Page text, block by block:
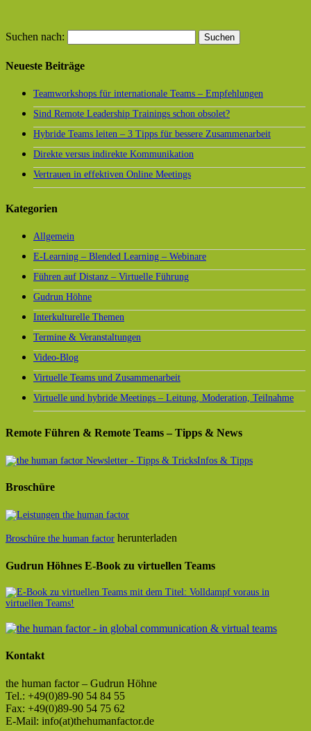
Suchen nach:
Neueste Beiträge
Teamworkshops für internationale Teams – Empfehlungen
Sind Remote Leadership Trainings schon obsolet?
Hybride Teams leiten – 3 Tipps für bessere Zusammenarbeit
Direkte versus indirekte Kommunikation
Vertrauen in effektiven Online Meetings
Kategorien
Allgemein
E-Learning – Blended Learning – Webinare
Führen auf Distanz – Virtuelle Führung
Gudrun Höhne
Interkulturelle Themen
Termine & Veranstaltungen
Video-Blog
Virtuelle Teams und Zusammenarbeit
Virtuelle und hybride Meetings – Leitung, Moderation, Teilnahme
Remote Führen & Remote Teams – Tipps & News
Infos & Tipps
Broschüre
Broschüre the human factor herunterladen
Gudrun Höhnes E-Book zu virtuellen Teams
Kontakt
the human factor – Gudrun Höhne
Tel.: +49(0)89-90 54 84 55
Fax: +49(0)89-90 54 75 62
E-Mail: info(at)thehumanfactor.de